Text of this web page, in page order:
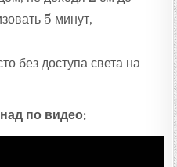
5 минут,
без доступа света на
по видео: